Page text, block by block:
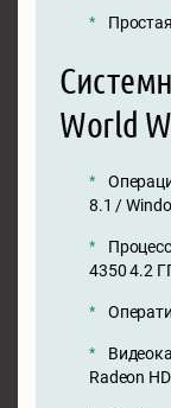
World
8.1 /
4350 4.2
Radeon